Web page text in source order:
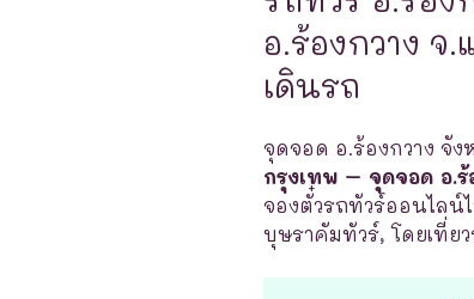
อ.ร้องกวาง จ
เดินรถ
จุดจอด อ.ร้องกวาง จั
กรุงเทพ – จุดจอด อ.ร้
จองตั๋วรถทัวร์ออนไลน์
บุษราคัมทัวร์, โดยเที่ย